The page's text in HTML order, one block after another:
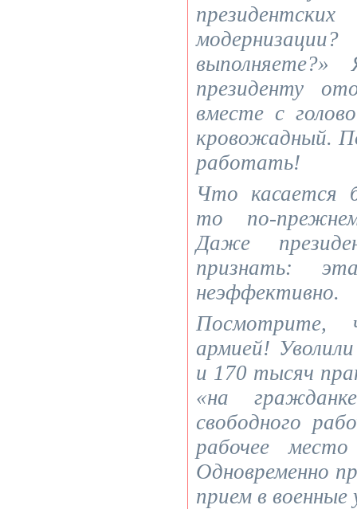
президенту
вместе с
кровожадный.
работать!
Что касается
то по-
Даже
признать:
неэффективно.
Посмотрите,
армией!
и 170 тысяч
«на
свободного
рабочее
Одновременно
прием в военные